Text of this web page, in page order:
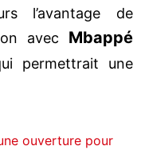
l’avantage de
avec Mbappé
permettrait une
ouverture pour